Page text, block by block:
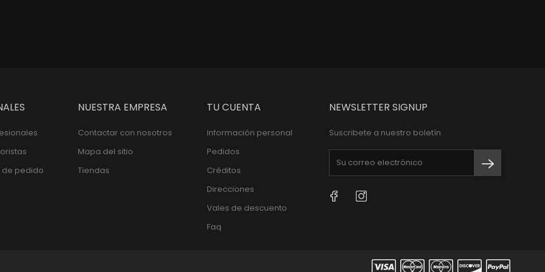
de pedido
NUESTRA EMPRESA
Contactar con nosotros
Mapa del sitio
Tiendas
TU CUENTA
Información personal
Pedidos
Créditos
Direcciones
Vales de descuento
Faq
NEWSLETTER SIGNUP
Suscribete a nuestro boletín
FacebookInstagram